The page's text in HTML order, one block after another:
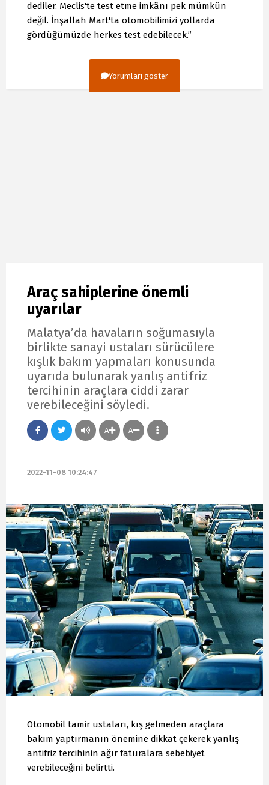
dediler. Meclis'te test etme imkânı pek mümkün
değil. İnşallah Mart'ta otomobilimizi yollarda
gördüğümüzde herkes test edebilecek.”
Yorumları göster
Araç sahiplerine önemli
uyarılar
Malatya’da havaların soğumasıyla
birlikte sanayi ustaları sürücülere
kışlık bakım yapmaları konusunda
uyarıda bulunarak yanlış antifriz
tercihinin araçlara ciddi zarar
verebileceğini söyledi.
A A
2022-11-08 10:24:47
Otomobil tamir ustaları, kış gelmeden araçlara
bakım yaptırmanın önemine dikkat çekerek yanlış
antifriz tercihinin ağır faturalara sebebiyet
verebileceğini belirtti.